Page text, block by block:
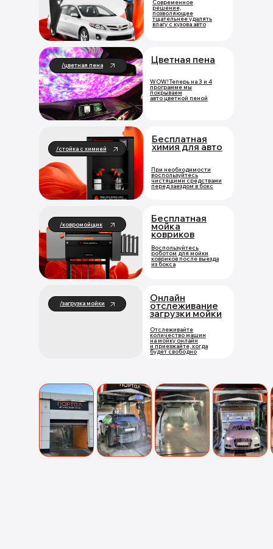
/цветная пена Цветная пена
WOW! Теперь на 3 и 4
программе мы
покрываем
авто цветной пеной
Бесплатная
мойка
ковриков
Воспользуйтесь
роботом для мойки
ковриков после выезда
из бокса
/ковромойщик
Бесплатная
химия для авто
При необходимости
воспользуйтесь
чистящими средствами
перед заездом в бокс
/стойка с химией
Современное
решение,
позволяющее
тщательнее удалять
влагу с кузова авто
Онлайн
отслеживание
загрузки мойки
Отслеживайте
количество машин
на мойку онлайн
и приезжайте, когда
будет свободно
/загрузка мойки